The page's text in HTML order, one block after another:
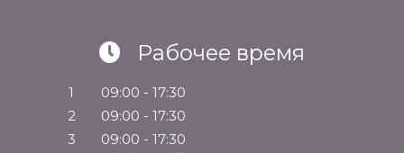
Рабочее время
1
09:00 - 17:30
2
09:00 - 17:30
3
09:00 - 17:30